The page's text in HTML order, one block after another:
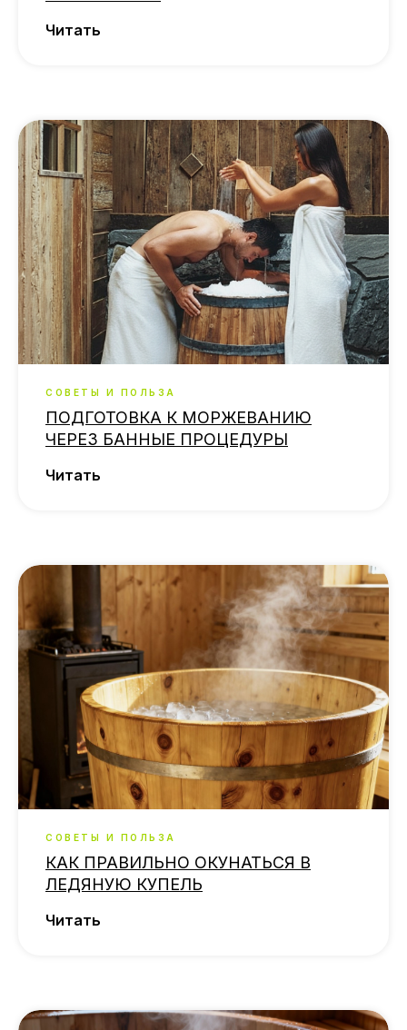
Читать
СОВЕТЫ И ПОЛЬЗА
ПОДГОТОВКА К МОРЖЕВАНИЮ
ЧЕРЕЗ БАННЫЕ ПРОЦЕДУРЫ
Читать
СОВЕТЫ И ПОЛЬЗА
КАК ПРАВИЛЬНО ОКУНАТЬСЯ В
ЛЕДЯНУЮ КУПЕЛЬ
Читать